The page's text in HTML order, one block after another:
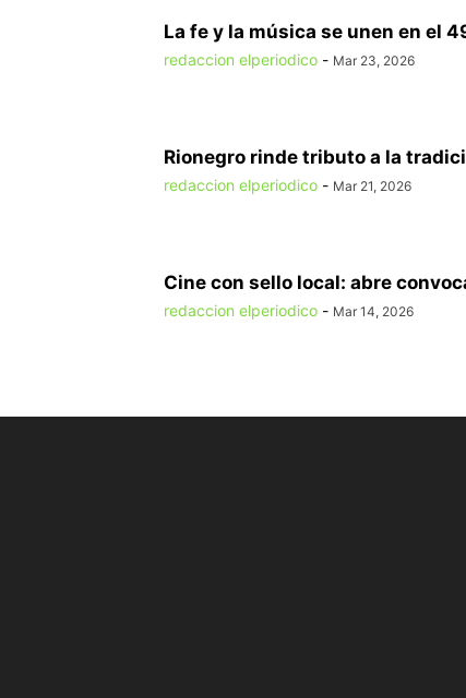
La fe y la música se unen en el
redaccion elperiodico - Mar 23, 2026
Rionegro rinde tributo a la
redaccion elperiodico - Mar 21, 2026
Cine con sello local: abre
redaccion elperiodico - Mar 14, 2026